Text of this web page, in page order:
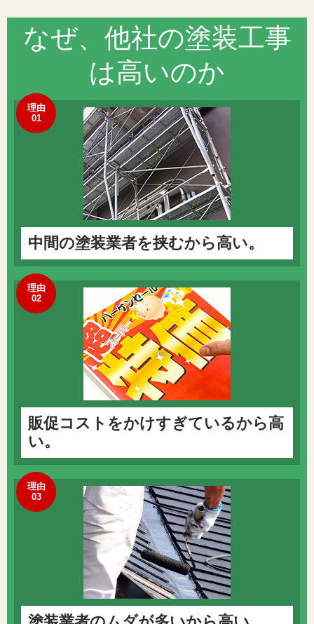
なぜ、他社の塗装工事
は高いのか
理由
01
中間の塗装業者を挟むから高い。
理由
02
販促コストをかけすぎているから高
い。
理由
03